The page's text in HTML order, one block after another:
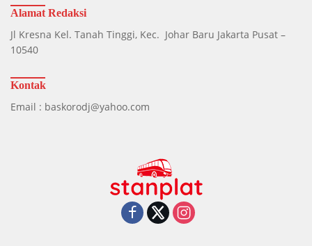
Alamat Redaksi
Jl Kresna Kel. Tanah Tinggi, Kec. Johar Baru Jakarta Pusat –
10540
Kontak
Email : baskorodj@yahoo.com